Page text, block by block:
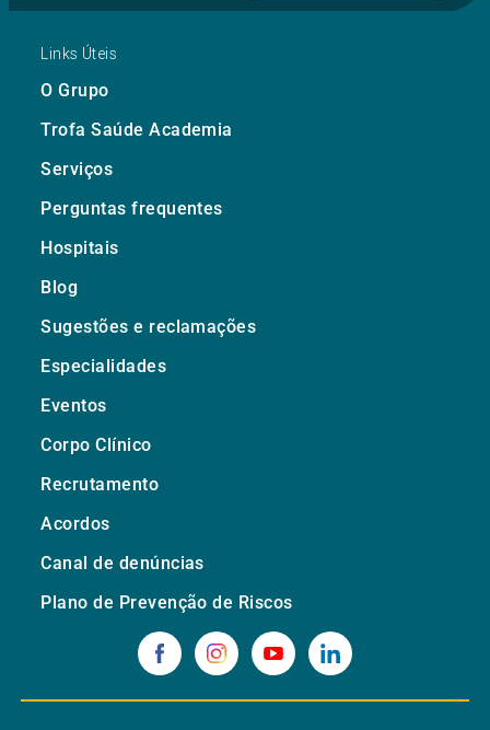
Links Úteis
O Grupo
Trofa Saúde Academia
Serviços
Perguntas frequentes
Hospitais
Blog
Sugestões e reclamações
Especialidades
Eventos
Corpo Clínico
Recrutamento
Acordos
Canal de denúncias
Plano de Prevenção de Riscos